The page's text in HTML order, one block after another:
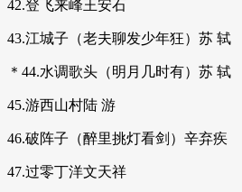
42.登飞来峰王安石
43.江城子（老夫聊发少年狂）苏 轼
＊44.水调歌头（明月几时有）苏 轼
45.游西山村陆 游
46.破阵子（醉里挑灯看剑）辛弃疾
47.过零丁洋文天祥